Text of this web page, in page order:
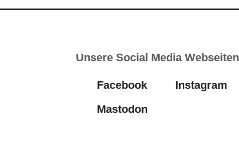
Unsere Social Media Webseiten
Facebook Instagram
Mastodon